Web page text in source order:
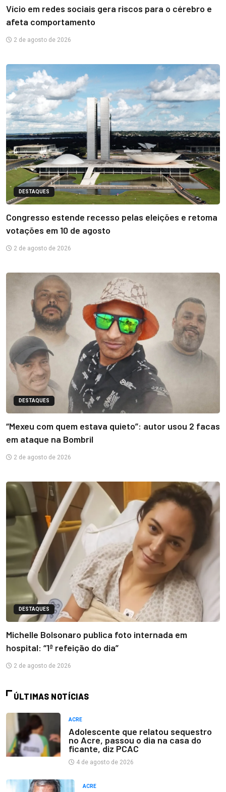
Vício em redes sociais gera riscos para o cérebro e
afeta comportamento
2 de agosto de 2026
DESTAQUES
Congresso estende recesso pelas eleições e retoma
votações em 10 de agosto
2 de agosto de 2026
DESTAQUES
“Mexeu com quem estava quieto”: autor usou 2 facas
em ataque na Bombril
2 de agosto de 2026
DESTAQUES
Michelle Bolsonaro publica foto internada em
hospital: “1ª refeição do dia”
2 de agosto de 2026
ÚLTIMAS NOTÍCIAS
ACRE
Adolescente que relatou sequestro
no Acre, passou o dia na casa do
ficante, diz PCAC
4 de agosto de 2026
ACRE